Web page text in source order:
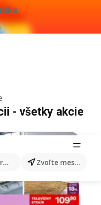
produkty... Zvoľte mesto
- všetky akcie